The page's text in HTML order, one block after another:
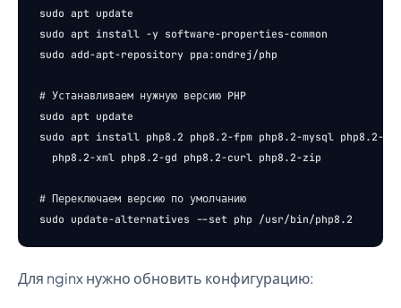
sudo apt update
sudo apt install -y software-properties-common
sudo add-apt-repository ppa:ondrej/php
# Устанавливаем нужную версию PHP
sudo apt update
sudo apt install php8.2 php8.2-fpm php8.2-mysql php8.2-
  php8.2-xml php8.2-gd php8.2-curl php8.2-zip
# Переключаем версию по умолчанию
Для nginx нужно обновить конфигурацию: